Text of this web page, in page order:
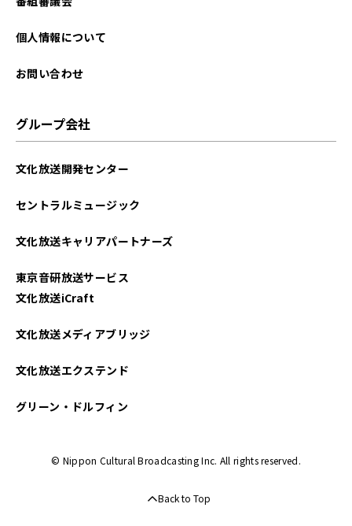
個人情報について
お問い合わせ
グループ会社
文化放送開発センター
セントラルミュージック
文化放送キャリアパートナーズ
東京音研放送サービス
文化放送iCraft
文化放送メディアブリッジ
文化放送エクステンド
グリーン・ドルフィン
© Nippon Cultural Broadcasting Inc. All rights reserved.
Back to Top